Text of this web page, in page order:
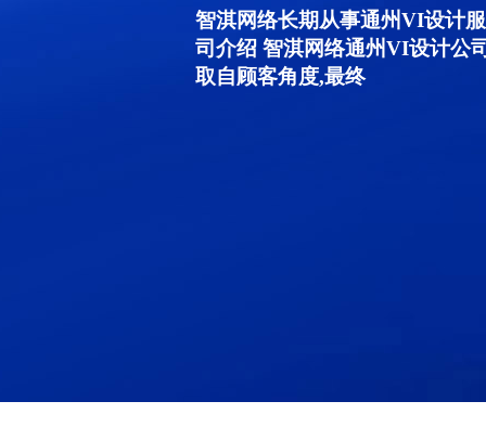
智淇网络长期从事通州VI设计
司介绍 智淇网络通州VI设计公
取自顾客角度,最终